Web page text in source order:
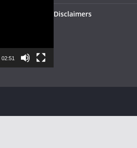
02:51
Disclaimers